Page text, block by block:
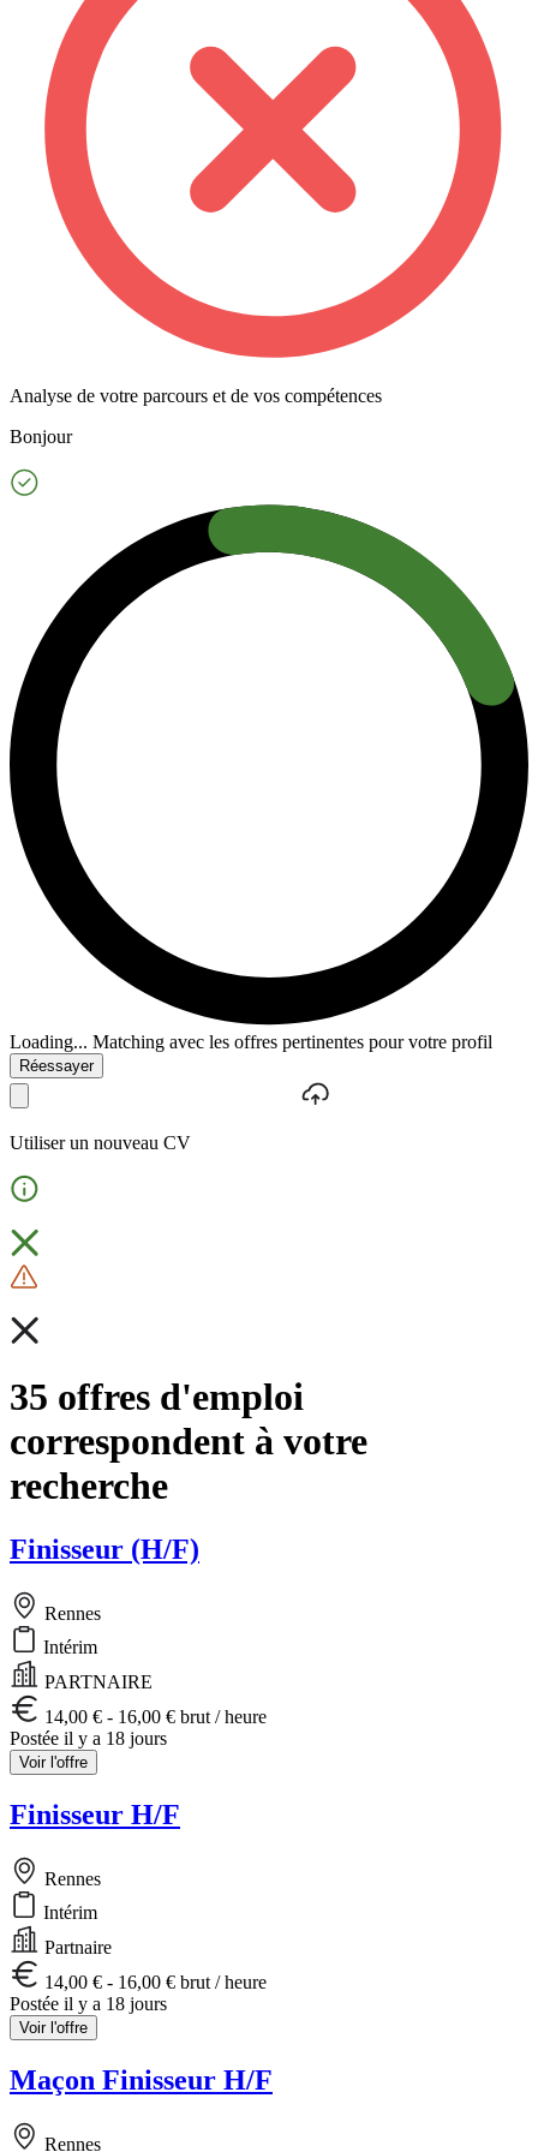
Analyse de votre parcours et de vos compétences
Bonjour
Loading... Matching avec les offres pertinentes pour votre profil
Réessayer
Utiliser un nouveau CV
35 offres d'emploi
correspondent à votre
recherche
Finisseur (H/F)
Rennes
Intérim
PARTNAIRE
14,00 € - 16,00 € brut / heure
Postée il y a 18 jours
Voir l'offre
Finisseur H/F
Rennes
Intérim
Partnaire
14,00 € - 16,00 € brut / heure
Postée il y a 18 jours
Voir l'offre
Maçon Finisseur H/F
Rennes